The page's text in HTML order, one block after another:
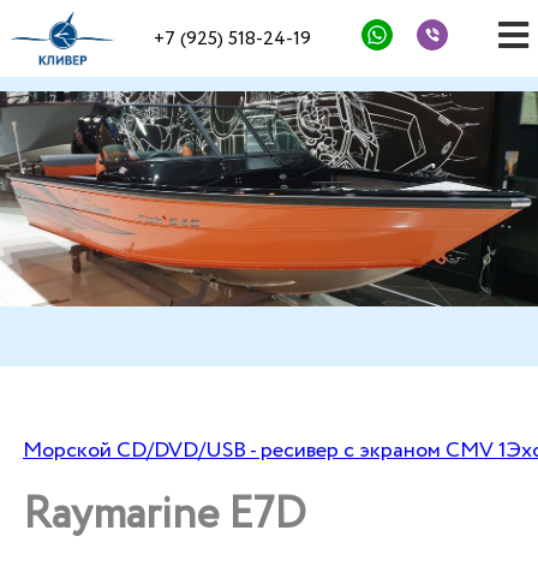
+7 (925) 518-24-19
Морской CD/DVD/USB - ресивер с экраном CMV 1
Raymarine E7D